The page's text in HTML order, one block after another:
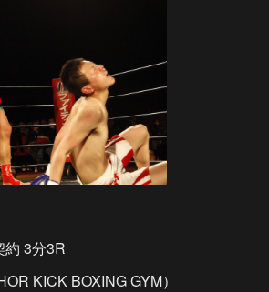
3分3R
KICK BOXING GYM）